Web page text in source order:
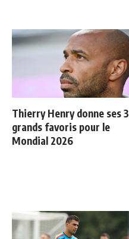
Thierry Henry donne ses 3
grands favoris pour le
Mondial 2026